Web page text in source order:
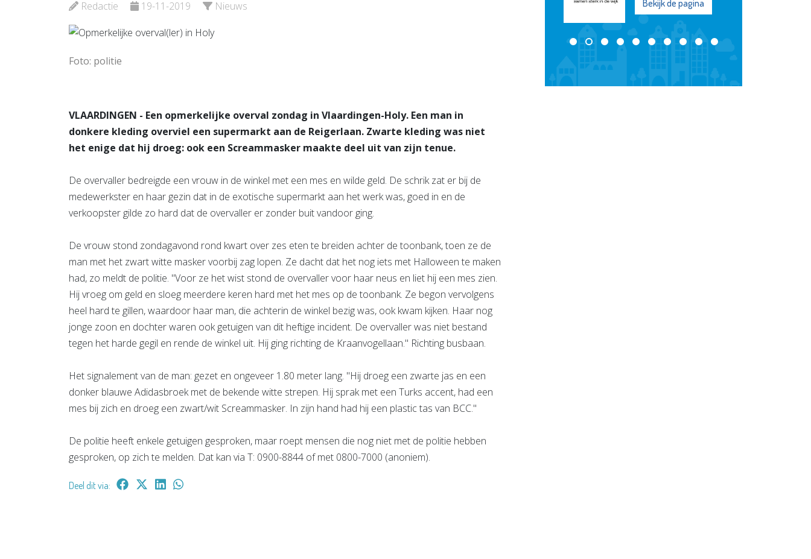
Redactie 19-11-2019 Nieuws
Foto: politie
VLAARDINGEN - Een opmerkelijke overval zondag in Vlaardingen-Holy. Een man in
donkere kleding overviel een supermarkt aan de Reigerlaan. Zwarte kleding was niet
het enige dat hij droeg: ook een Screammasker maakte deel uit van zijn tenue.
De overvaller bedreigde een vrouw in de winkel met een mes en wilde geld. De schrik zat er bij de
medewerkster en haar gezin dat in de exotische supermarkt aan het werk was, goed in en de
verkoopster gilde zo hard dat de overvaller er zonder buit vandoor ging.
De vrouw stond zondagavond rond kwart over zes eten te breiden achter de toonbank, toen ze de
man met het zwart witte masker voorbij zag lopen. Ze dacht dat het nog iets met Halloween te maken
had, zo meldt de politie. "Voor ze het wist stond de overvaller voor haar neus en liet hij een mes zien.
Hij vroeg om geld en sloeg meerdere keren hard met het mes op de toonbank. Ze begon vervolgens
heel hard te gillen, waardoor haar man, die achterin de winkel bezig was, ook kwam kijken. Haar nog
jonge zoon en dochter waren ook getuigen van dit heftige incident. De overvaller was niet bestand
tegen het harde gegil en rende de winkel uit. Hij ging richting de Kraanvogellaan." Richting busbaan.
Het signalement van de man: gezet en ongeveer 1.80 meter lang. "Hij droeg een zwarte jas en een
donker blauwe Adidasbroek met de bekende witte strepen. Hij sprak met een Turks accent, had een
mes bij zich en droeg een zwart/wit Screammasker. In zijn hand had hij een plastic tas van BCC."
De politie heeft enkele getuigen gesproken, maar roept mensen die nog niet met de politie hebben
gesproken, op zich te melden. Dat kan via T: 0900-8844 of met 0800-7000 (anoniem).
Deel dit via:
Bekijk de pagina
Bekijk de pagina